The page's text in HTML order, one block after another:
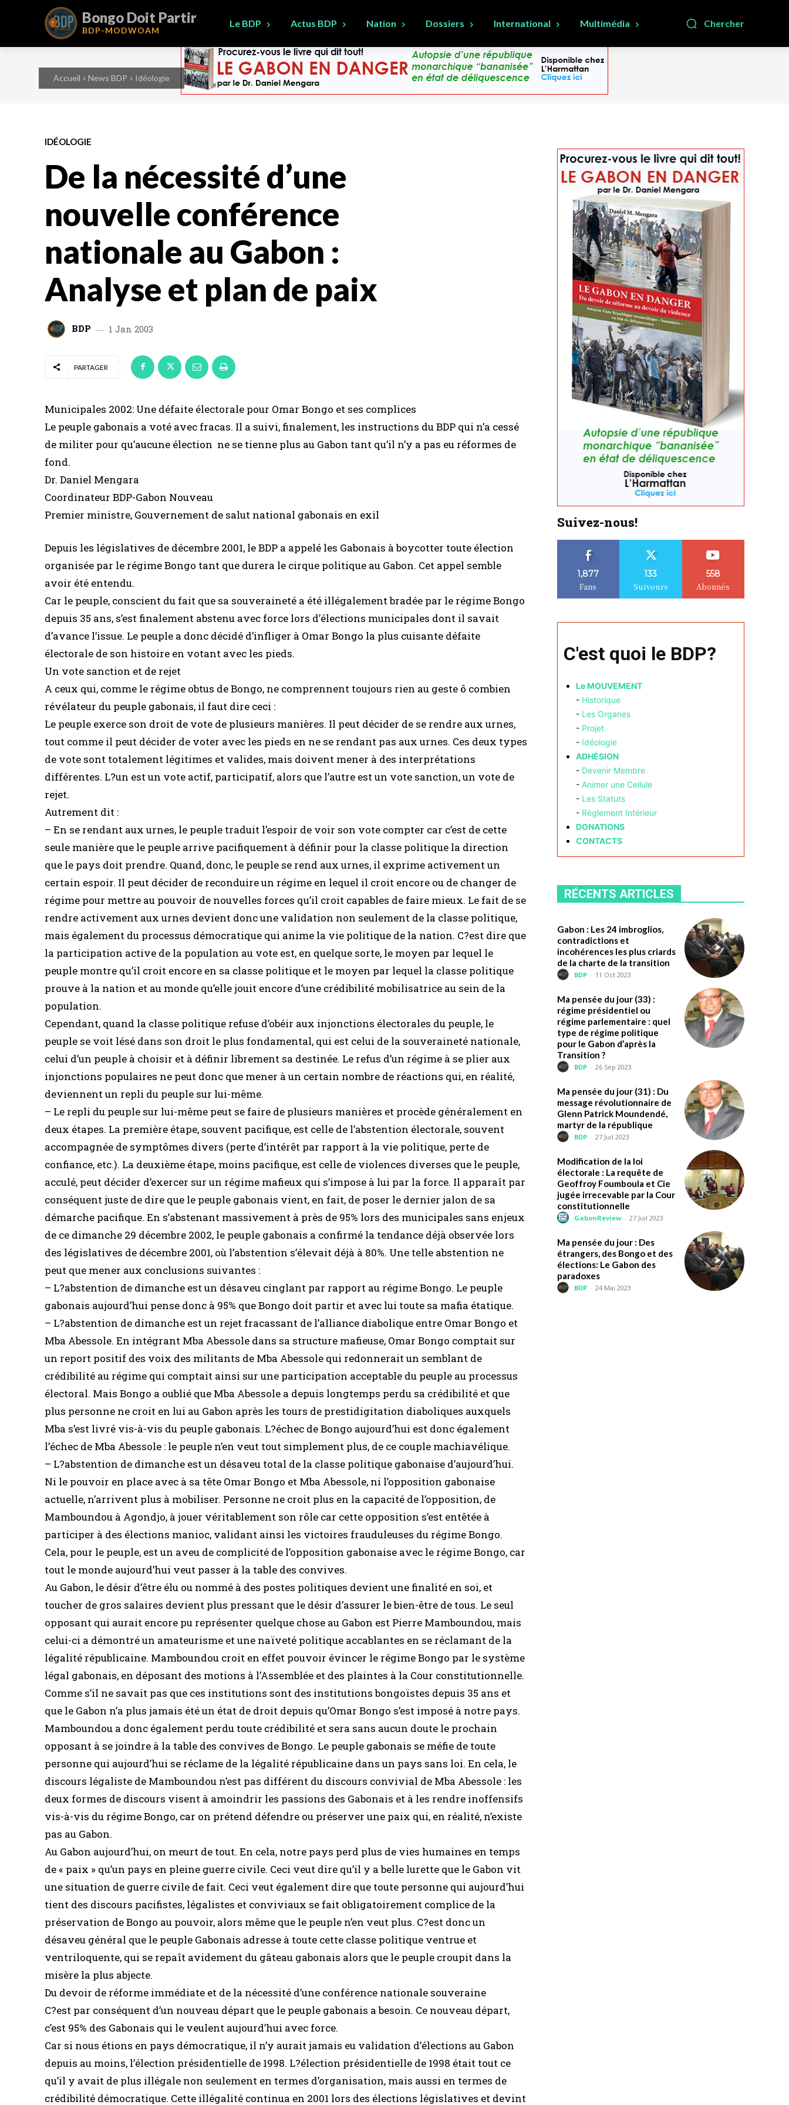
Bongo Doit Partir
BDP-MODWOAM
Chercher
Le BDP Actus BDP Nation Dossiers International Multimédia
Accueil News BDP Idéologie
IDÉOLOGIE
De la nécessité d’une
nouvelle conférence
nationale au Gabon :
Analyse et plan de paix
BDP 1 Jan 2003
PARTAGER
Municipales 2002: Une défaite électorale pour Omar Bongo et ses complices
Le peuple gabonais a voté avec fracas. Il a suivi, finalement, les instructions du BDP qui n’a cessé
de militer pour qu’aucune élection ne se tienne plus au Gabon tant qu’il n’y a pas eu réformes de
fond.
Dr. Daniel Mengara
Coordinateur BDP-Gabon Nouveau
Premier ministre, Gouvernement de salut national gabonais en exil
Depuis les législatives de décembre 2001, le BDP a appelé les Gabonais à boycotter toute élection
organisée par le régime Bongo tant que durera le cirque politique au Gabon. Cet appel semble
avoir été entendu.
Car le peuple, conscient du fait que sa souveraineté a été illégalement bradée par le régime Bongo
depuis 35 ans, s’est finalement abstenu avec force lors d’élections municipales dont il savait
d’avance l’issue. Le peuple a donc décidé d’infliger à Omar Bongo la plus cuisante défaite
électorale de son histoire en votant avec les pieds.
Un vote sanction et de rejet
A ceux qui, comme le régime obtus de Bongo, ne comprennent toujours rien au geste ô combien
révélateur du peuple gabonais, il faut dire ceci :
Le peuple exerce son droit de vote de plusieurs manières. Il peut décider de se rendre aux urnes,
tout comme il peut décider de voter avec les pieds en ne se rendant pas aux urnes. Ces deux types
de vote sont totalement légitimes et valides, mais doivent mener à des interprétations
différentes. L?un est un vote actif, participatif, alors que l’autre est un vote sanction, un vote de
rejet.
Autrement dit :
– En se rendant aux urnes, le peuple traduit l’espoir de voir son vote compter car c’est de cette
seule manière que le peuple arrive pacifiquement à définir pour la classe politique la direction
que le pays doit prendre. Quand, donc, le peuple se rend aux urnes, il exprime activement un
certain espoir. Il peut décider de reconduire un régime en lequel il croit encore ou de changer de
régime pour mettre au pouvoir de nouvelles forces qu’il croit capables de faire mieux. Le fait de se
rendre activement aux urnes devient donc une validation non seulement de la classe politique,
mais également du processus démocratique qui anime la vie politique de la nation. C?est dire que
la participation active de la population au vote est, en quelque sorte, le moyen par lequel le
peuple montre qu’il croit encore en sa classe politique et le moyen par lequel la classe politique
prouve à la nation et au monde qu’elle jouit encore d’une crédibilité mobilisatrice au sein de la
population.
Cependant, quand la classe politique refuse d’obéir aux injonctions électorales du peuple, le
peuple se voit lésé dans son droit le plus fondamental, qui est celui de la souveraineté nationale,
celui d’un peuple à choisir et à définir librement sa destinée. Le refus d’un régime à se plier aux
injonctions populaires ne peut donc que mener à un certain nombre de réactions qui, en réalité,
deviennent un repli du peuple sur lui-même.
– Le repli du peuple sur lui-même peut se faire de plusieurs manières et procède généralement en
deux étapes. La première étape, souvent pacifique, est celle de l’abstention électorale, souvent
accompagnée de symptômes divers (perte d’intérêt par rapport à la vie politique, perte de
confiance, etc.). La deuxième étape, moins pacifique, est celle de violences diverses que le peuple,
acculé, peut décider d’exercer sur un régime mafieux qui s’impose à lui par la force. Il apparaît par
conséquent juste de dire que le peuple gabonais vient, en fait, de poser le dernier jalon de sa
démarche pacifique. En s’abstenant massivement à près de 95% lors des municipales sans enjeux
de ce dimanche 29 décembre 2002, le peuple gabonais a confirmé la tendance déjà observée lors
des législatives de décembre 2001, où l’abstention s’élevait déjà à 80%. Une telle abstention ne
peut que mener aux conclusions suivantes :
– L?abstention de dimanche est un désaveu cinglant par rapport au régime Bongo. Le peuple
gabonais aujourd’hui pense donc à 95% que Bongo doit partir et avec lui toute sa mafia étatique.
– L?abstention de dimanche est un rejet fracassant de l’alliance diabolique entre Omar Bongo et
Mba Abessole. En intégrant Mba Abessole dans sa structure mafieuse, Omar Bongo comptait sur
un report positif des voix des militants de Mba Abessole qui redonnerait un semblant de
crédibilité au régime qui comptait ainsi sur une participation acceptable du peuple au processus
électoral. Mais Bongo a oublié que Mba Abessole a depuis longtemps perdu sa crédibilité et que
plus personne ne croit en lui au Gabon après les tours de prestidigitation diaboliques auxquels
Mba s’est livré vis-à-vis du peuple gabonais. L?échec de Bongo aujourd’hui est donc également
l’échec de Mba Abessole : le peuple n’en veut tout simplement plus, de ce couple machiavélique.
– L?abstention de dimanche est un désaveu total de la classe politique gabonaise d’aujourd’hui.
Ni le pouvoir en place avec à sa tête Omar Bongo et Mba Abessole, ni l’opposition gabonaise
actuelle, n’arrivent plus à mobiliser. Personne ne croit plus en la capacité de l’opposition, de
Mamboundou à Agondjo, à jouer véritablement son rôle car cette opposition s’est entêtée à
participer à des élections manioc, validant ainsi les victoires frauduleuses du régime Bongo.
Cela, pour le peuple, est un aveu de complicité de l’opposition gabonaise avec le régime Bongo, car
tout le monde aujourd’hui veut passer à la table des convives.
Au Gabon, le désir d’être élu ou nommé à des postes politiques devient une finalité en soi, et
toucher de gros salaires devient plus pressant que le désir d’assurer le bien-être de tous. Le seul
opposant qui aurait encore pu représenter quelque chose au Gabon est Pierre Mamboundou, mais
celui-ci a démontré un amateurisme et une naïveté politique accablantes en se réclamant de la
légalité républicaine. Mamboundou croit en effet pouvoir évincer le régime Bongo par le système
légal gabonais, en déposant des motions à l’Assemblée et des plaintes à la Cour constitutionnelle.
Comme s’il ne savait pas que ces institutions sont des institutions bongoïstes depuis 35 ans et
que le Gabon n’a plus jamais été un état de droit depuis qu’Omar Bongo s’est imposé à notre pays.
Mamboundou a donc également perdu toute crédibilité et sera sans aucun doute le prochain
opposant à se joindre à la table des convives de Bongo. Le peuple gabonais se méfie de toute
personne qui aujourd’hui se réclame de la légalité républicaine dans un pays sans loi. En cela, le
discours légaliste de Mamboundou n’est pas différent du discours convivial de Mba Abessole : les
deux formes de discours visent à amoindrir les passions des Gabonais et à les rendre inoffensifs
vis-à-vis du régime Bongo, car on prétend défendre ou préserver une paix qui, en réalité, n’existe
pas au Gabon.
Au Gabon aujourd’hui, on meurt de tout. En cela, notre pays perd plus de vies humaines en temps
de « paix » qu’un pays en pleine guerre civile. Ceci veut dire qu’il y a belle lurette que le Gabon vit
une situation de guerre civile de fait. Ceci veut également dire que toute personne qui aujourd’hui
tient des discours pacifistes, légalistes et conviviaux se fait obligatoirement complice de la
préservation de Bongo au pouvoir, alors même que le peuple n’en veut plus. C?est donc un
désaveu général que le peuple Gabonais adresse à toute cette classe politique ventrue et
ventriloquente, qui se repaît avidement du gâteau gabonais alors que le peuple croupit dans la
misère la plus abjecte.
Du devoir de réforme immédiate et de la nécessité d’une conférence nationale souveraine
C?est par conséquent d’un nouveau départ que le peuple gabonais a besoin. Ce nouveau départ,
c’est 95% des Gabonais qui le veulent aujourd’hui avec force.
Car si nous étions en pays démocratique, il n’y aurait jamais eu validation d’élections au Gabon
depuis au moins, l’élection présidentielle de 1998. L?élection présidentielle de 1998 était tout ce
qu’il y avait de plus illégale non seulement en termes d’organisation, mais aussi en termes de
crédibilité démocratique. Cette illégalité continua en 2001 lors des élections législatives et devint
Suivez-nous!
1,877
Fans
133
Suiveurs
558
Abonnés
C'est quoi le BDP?
Le MOUVEMENT
- Historique
- Les Organes
- Projet
- Idéologie
ADHÉSION
- Devenir Membre
- Animer une Cellule
- Les Statuts
- Règlement Intérieur
DONATIONS
CONTACTS
RÉCENTS ARTICLES
Gabon : Les 24 imbroglios,
contradictions et
incohérences les plus criards
de la charte de la transition
BDP - 11 Oct 2023
Ma pensée du jour (33) :
régime présidentiel ou
régime parlementaire : quel
type de régime politique
pour le Gabon d’après la
Transition ?
BDP - 26 Sep 2023
Ma pensée du jour (31) : Du
message révolutionnaire de
Glenn Patrick Moundendé,
martyr de la république
BDP - 27 Juil 2023
Modification de la loi
électorale : La requête de
Geoffroy Foumboula et Cie
jugée irrecevable par la Cour
constitutionnelle
GabonReview - 27 Juil 2023
Ma pensée du jour : Des
étrangers, des Bongo et des
élections: Le Gabon des
paradoxes
BDP - 24 Mai 2023